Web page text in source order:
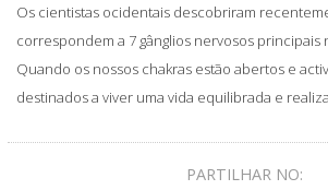
Os cientistas ocidentais descobriram
correspondem a 7 gânglios nervosos principais
Quando os nossos chakras estão abertos e
destinados a viver uma vida equilibrada e
PARTILHAR NO: